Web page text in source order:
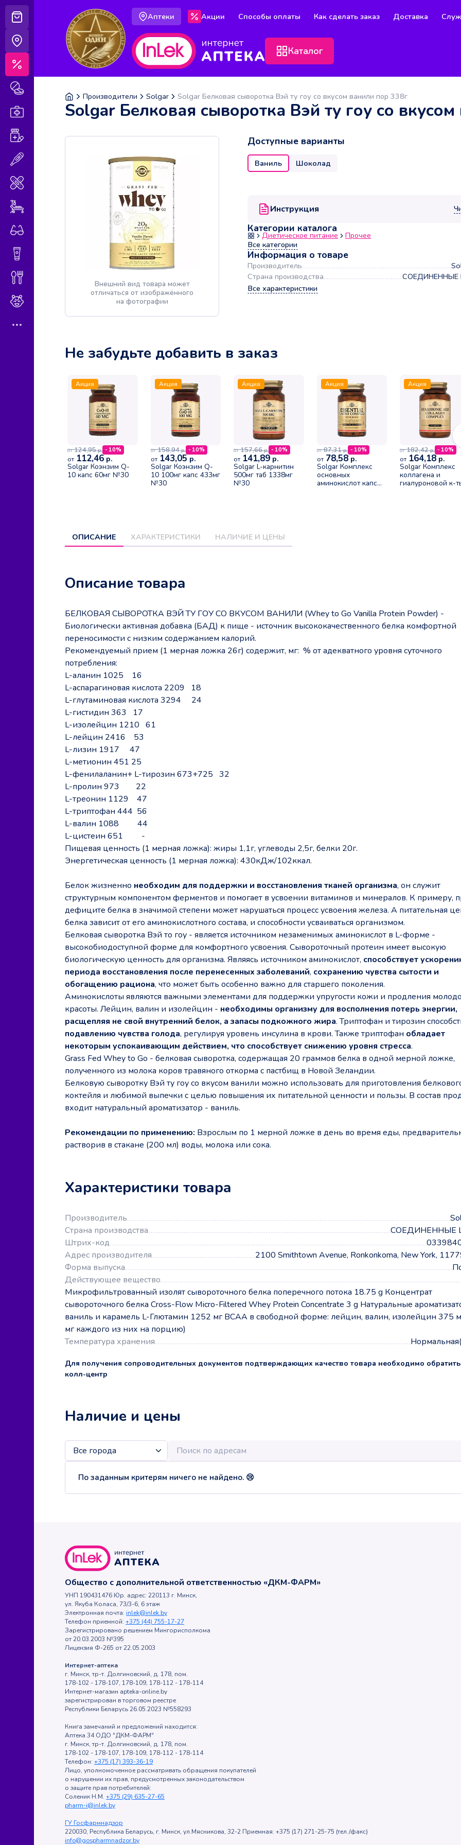
Витамины и БАДы
Аптеки Акции Способы оплаты Как сделать заказ Доставка
Каталог
Производители Solgar Solgar Белковая сыворотка Вэй ту гоу со вкусом ванили пор 338г
Solgar Белковая сыворотка Вэй ту гоу со
Внешний вид товара может
отличаться от изображённого
на фотографии
Доступные варианты
Ваниль Шоколад
Инструкция
Категории каталога
Диетическое питание
Прочее
Все категории
Информация о товаре
Производитель
Страна производства
Все характеристики
Не забудьте добавить в заказ
Акция
от 124,95р. - 10%
от 112,46 р.
Solgar Коэнзим Q-
10 капс 60мг №30
Акция
от 158,94р. - 10%
от 143,05 р.
Solgar Коэнзим Q-
10 100мг капс 433мг
№30
Акция
от 157,66р. - 10%
от 141,89 р.
Solgar L-карнитин
500мг таб 1338мг
№30
Акция
от 87,31р. - 10%
от 78,58р.
Solgar Комплекс
основных
аминокислот капс
Акция
от 182,42р. - 10%
от 164,18 р.
Solgar Комплекс
коллагена и
гиалуроновой к-
ОПИСАНИЕ ХАРАКТЕРИСТИКИ НАЛИЧИЕ И ЦЕНЫ
Описание товара
БЕЛКОВАЯ СЫВОРОТКА ВЭЙ ТУ ГОУ СО ВКУСОМ ВАНИЛИ (Whey to Go Vanilla Protein Powder) -
Биологически активная добавка (БАД) к пище - источник высококачественного белка комфортной
переносимости с низким содержанием калорий.
Рекомендуемый прием (1 мерная ложка 26г) содержит, мг: % от адекватного уровня суточного
потребления:
L-аланин 1025 16
L-аспарагиновая кислота 2209 18
L-глутаминовая кислота 3294 24
L-гистидин 363 17
L-изолейцин 1210 61
L-лейцин 2416 53
L-лизин 1917 47
L-метионин 451 25
L-фенилаланин+ L-тирозин 673+725 32
L-пролин 973 22
L-треонин 1129 47
L-триптофан 444 56
L-валин 1088 44
L-цистеин 651 -
Пищевая ценность (1 мерная ложка): жиры 1,1г, углеводы 2,5г, белки 20г.
Энергетическая ценность (1 мерная ложка): 430кДж/102ккал.
Белок жизненно необходим для поддержки и восстановления тканей организма, он служит
структурным компонентом ферментов и помогает в усвоении витаминов и минералов. К примеру,
дефиците белка в значимой степени может нарушаться процесс усвоения железа. А питательная
белка зависит от его аминокислотного состава, и способности усваиваться организмом.
Белковая сыворотка Вэй то гоу - является источником незаменимых аминокислот в L-форме -
высокобиодоступной форме для комфортного усвоения. Сывороточный протеин имеет высокую
биологическую ценность для организма. Являясь источником аминокислот, способствует
периода восстановления после перенесенных заболеваний, сохранению чувства сытости и
обогащению рациона, что может быть особенно важно для старшего поколения.
Аминокислоты являются важными элементами для поддержки упругости кожи и продления
красоты. Лейцин, валин и изолейцин - необходимы организму для восполнения потерь энергии,
расщепляя не свой внутренний белок, а запасы подкожного жира. Триптофан и тирозин
подавлению чувства голода, регулируя уровень инсулина в крови. Также триптофан обладает
некоторым успокаивающим действием, что способствует снижению уровня стресса.
Grass Fed Whey to Go - белковая сыворотка, содержащая 20 граммов белка в одной мерной ложке,
полученного из молока коров травяного откорма с пастбищ в Новой Зеландии.
Белковую сыворотку Вэй ту гоу со вкусом ванили можно использовать для приготовления
коктейля и любимой выпечки с целью повышения их питательной ценности и пользы. В состав
входит натуральный ароматизатор - ваниль.
Рекомендации по применению: Взрослым по 1 мерной ложке в день во время еды,
растворив в стакане (200 мл) воды, молока или сока.
Характеристики товара
Производитель
Страна производства
СОЕДИНЕННЫЕ
Штрих-код
Адрес производителя
2100 Smithtown Avenue, Ronkonkoma, New York,
Форма выпуска
Действующее вещество
Микрофильтрованный изолят сывороточного белка поперечного потока 18.75 g Концентрат
сывороточного белка Cross-Flow Micro-Filtered Whey Protein Concentrate 3 g Натуральные
ваниль и карамель L-Глютамин 1252 мг ВСАА в свободной форме: лейцин, валин, изолейцин 375
мг каждого из них на порцию)
Температура хранения
Для получения сопроводительных документов подтверждающих качество товара необходимо
колл-центр
Наличие и цены
По заданным критерям ничего не найдено. 😢
Общество с дополнительной ответственностью «ДКМ-ФАРМ»
УНП 190431476 Юр. адрес: 220113 г. Минск,
ул. Якуба Коласа, 73/3-6, 6 этаж
Электронная почта: inlek@inlek.by
Телефон приемной: +375 (44) 755-17-27
Зарегистрировано решением Мингорисполкома
от 20.03.2003 №395
Лицензия Ф-265 от 22.05.2003
Интернет-аптека
г. Минск, тр-т. Долгиновский, д. 178, пом.
178-102 - 178-107, 178-109, 178-112 - 178-114
Интернет-магазин apteka-online.by
зарегистрирован в торговом реестре
Республики Беларусь 26.05.2023 №558293
Книга замечаний и предложений находится:
Аптека 34 ОДО "ДКМ-ФАРМ"
г. Минск, тр-т. Долгиновский, д. 178, пом.
178-102 - 178-107, 178-109, 178-112 - 178-114
Телефон: +375 (17) 393-36-19
Лицо, уполномоченное рассматривать обращения покупателей
о нарушении их прав, предусмотренных законодательством
о защите прав потребителей:
Соленик Н.М. +375 (29) 635-27-65
pharm-i@inlek.by
ГУ Госфармнадзор
220030, Республика Беларусь, г. Минск, ул.Мясникова, 32-2 Приемная: +375 (17) 271-25-75 (тел./факс)
info@gospharmnadzor.by